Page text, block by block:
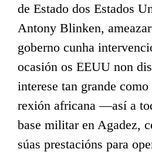
de Estado dos Estados
Antony Blinken,
goberno cunha
ocasión os EEUU non
interese tan grande
rexión africana —así a
base militar en Agadez,
súas prestacións para